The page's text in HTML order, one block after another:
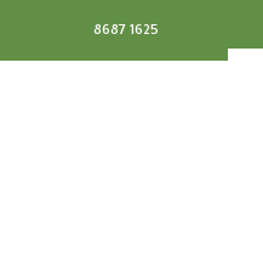
8687 1625